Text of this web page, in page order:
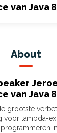
van Java
About
van Java
grootste
voor lambda-